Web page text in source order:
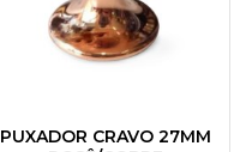
PUXADOR CRAVO 27MM